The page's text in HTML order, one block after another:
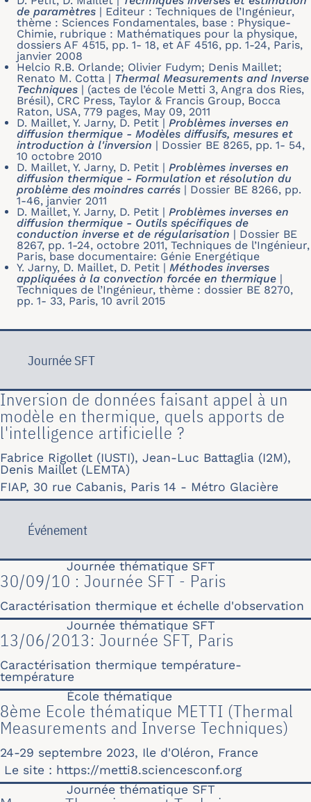
de paramètres | Editeur : Techniques de l’Ingénieur,
thème : Sciences Fondamentales, base : Physique-
Chimie, rubrique : Mathématiques pour la physique,
dossiers AF 4515, pp. 1- 18, et AF 4516, pp. 1-24, Paris,
janvier 2008
Helcio R.B. Orlande; Olivier Fudym; Denis Maillet;
Renato M. Cotta | Thermal Measurements and Inverse
Techniques | (actes de l’école Metti 3, Angra dos Ries,
Brésil), CRC Press, Taylor & Francis Group, Bocca
Raton, USA, 779 pages, May 09, 2011
D. Maillet, Y. Jarny, D. Petit| Problèmes inverses en
diffusion thermique - Modèles diffusifs, mesures et
introduction à l'inversion | Dossier BE 8265, pp. 1- 54,
10 octobre 2010
D. Maillet, Y. Jarny, D. Petit | Problèmes inverses en
diffusion thermique - Formulation et résolution du
problème des moindres carrés | Dossier BE 8266, pp.
1-46, janvier 2011
D. Maillet, Y. Jarny, D. Petit | Problèmes inverses en
diffusion thermique - Outils spécifiques de
conduction inverse et de régularisation | Dossier BE
8267, pp. 1-24, octobre 2011, Techniques de l’Ingénieur,
Paris, base documentaire: Génie Energétique
Y. Jarny, D. Maillet, D. Petit | Méthodes inverses
appliquées à la convection forcée en thermique |
Techniques de l’Ingénieur, thème : dossier BE 8270,
pp. 1- 33, Paris, 10 avril 2015
Journée SFT
Inversion de données faisant appel à un
modèle en thermique, quels apports de
l'intelligence artificielle ?
Fabrice Rigollet (IUSTI), Jean-Luc Battaglia (I2M),
Denis Maillet (LEMTA)
FIAP, 30 rue Cabanis, Paris 14 - Métro Glacière
Événement
Journée thématique SFT
30/09/10 : Journée SFT - Paris
Caractérisation thermique et échelle d'observation
Journée thématique SFT
13/06/2013: Journée SFT, Paris
Caractérisation thermique température-
température
École thématique
8ème Ecole thématique METTI (Thermal
Measurements and Inverse Techniques)
24-29 septembre 2023, Ile d'Oléron, France
Le site : https://metti8.sciencesconf.org
Journée thématique SFT